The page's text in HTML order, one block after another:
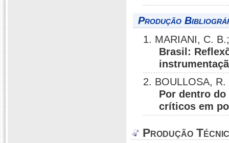
Produção
1. MARIANI, C.
Brasil:
2. BOULLOSA,
Por dentro
críticos em
Produção